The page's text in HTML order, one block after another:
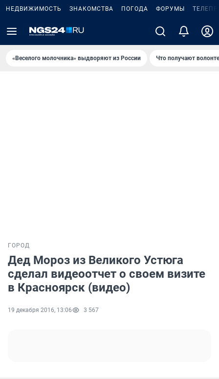
НЕДВИЖИМОСТЬ ЗНАКОМСТВА ПОГОДА ФОРУМЫ
«Веселого молочника» выдворяют из России Что получают
ГОРОД
Дед Мороз из Великого Устюга
сделал видеоотчет о своем визите
в Красноярск (видео)
19 декабря 2016, 13:06 3 567